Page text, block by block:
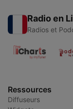
Radio en
Radios et
Ressources
Diffuseurs